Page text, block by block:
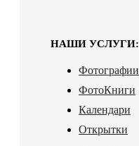
НАШИ УСЛУГИ:
Фотографии
ФотоКниги
Календари
Открытки